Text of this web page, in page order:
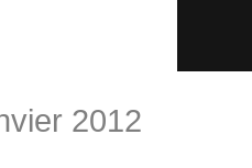
2012